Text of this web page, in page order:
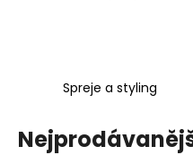
Spreje a styling
e